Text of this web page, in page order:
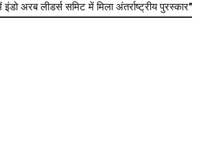
अरब लीडर्स समिट में मिला अंतर्राष्ट्रीय पुरस्कार"